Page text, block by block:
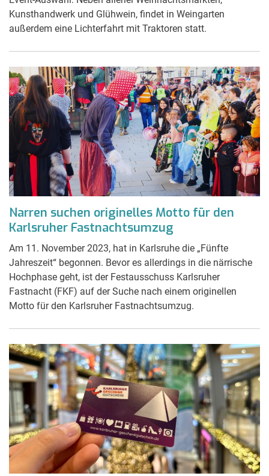
Kunsthandwerk und Glühwein, findet in Weingarten
außerdem eine Lichterfahrt mit Traktoren statt.
Narren suchen originelles Motto für den
Karlsruher Fastnachtsumzug
Am 11. November 2023, hat in Karlsruhe die „Fünfte
Jahreszeit“ begonnen. Bevor es allerdings in die närrische
Hochphase geht, ist der Festausschuss Karlsruher
Fastnacht (FKF) auf der Suche nach einem originellen
Motto für den Karlsruher Fastnachtsumzug.